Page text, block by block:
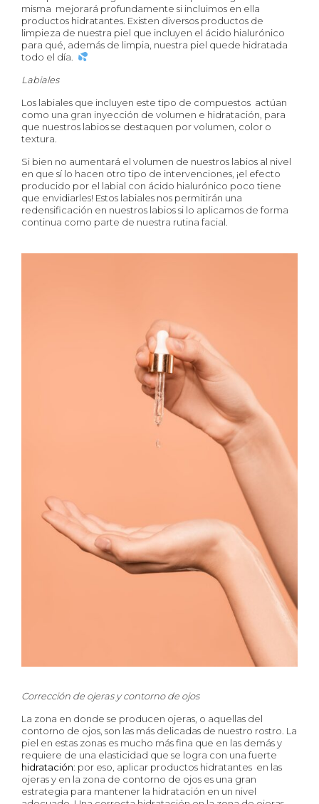
misma mejorará profundamente si incluimos en ella
productos hidratantes. Existen diversos productos de
limpieza de nuestra piel que incluyen el ácido hialurónico
para qué, además de limpia, nuestra piel quede hidratada
todo el día.
Labiales
Los labiales que incluyen este tipo de compuestos actúan
como una gran inyección de volumen e hidratación, para
que nuestros labios se destaquen por volumen, color o
textura.
Si bien no aumentará el volumen de nuestros labios al nivel
en que sí lo hacen otro tipo de intervenciones, ¡el efecto
producido por el labial con ácido hialurónico poco tiene
que envidiarles! Estos labiales nos permitirán una
redensificación en nuestros labios si lo aplicamos de forma
continua como parte de nuestra rutina facial.
Corrección de ojeras y contorno de ojos
La zona en donde se producen ojeras, o aquellas del
contorno de ojos, son las más delicadas de nuestro rostro. La
piel en estas zonas es mucho más fina que en las demás y
requiere de una elasticidad que se logra con una fuerte
hidratación: por eso, aplicar productos hidratantes en las
ojeras y en la zona de contorno de ojos es una gran
estrategia para mantener la hidratación en un nivel